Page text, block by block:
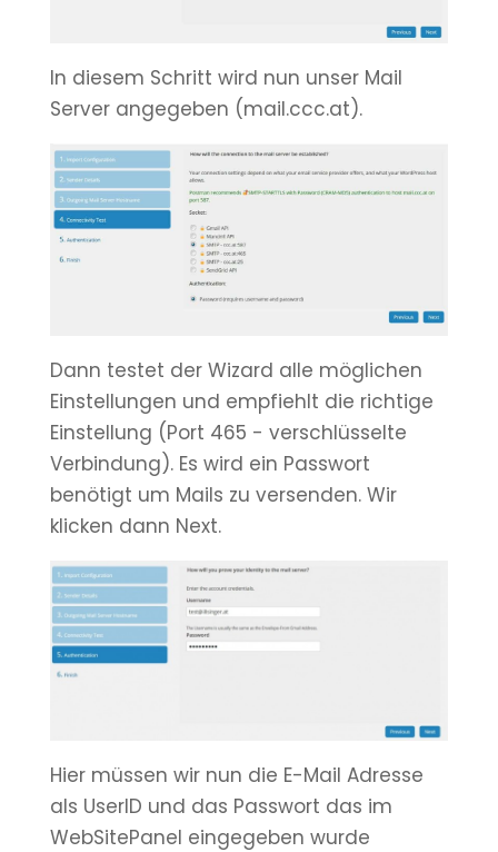
In diesem Schritt wird nun unser Mail
Server angegeben (mail.ccc.at).
Dann testet der Wizard alle möglichen
Einstellungen und empfiehlt die richtige
Einstellung (Port 465 - verschlüsselte
Verbindung). Es wird ein Passwort
benötigt um Mails zu versenden. Wir
klicken dann Next.
Hier müssen wir nun die E-Mail Adresse
als UserID und das Passwort das im
WebSitePanel eingegeben wurde